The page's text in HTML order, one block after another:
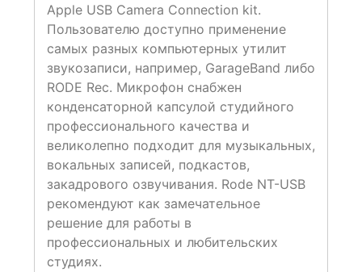
Apple USB Camera Connection kit.
Пользователю доступно применение
самых разных компьютерных утилит
звукозаписи, например, GarageBand либо
RODE Rec. Микрофон снабжен
конденсаторной капсулой студийного
профессионального качества и
великолепно подходит для музыкальных,
вокальных записей, подкастов,
закадрового озвучивания. Rode NT-USB
рекомендуют как замечательное
решение для работы в
профессиональных и любительских
студиях.